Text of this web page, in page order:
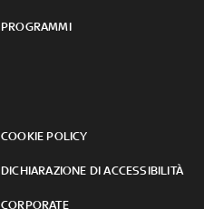
PROGRAMMI
COOKIE POLICY
DICHIARAZIONE DI ACCESSIBILITÀ
CORPORATE